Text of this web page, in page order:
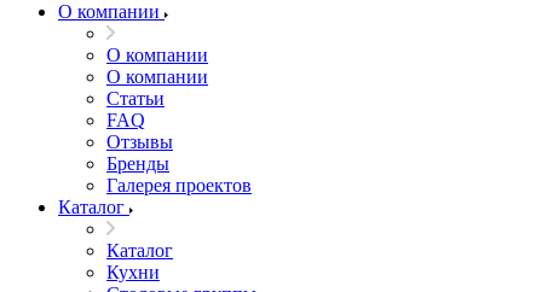
О компании
О компании
О компании
Статьи
FAQ
Отзывы
Бренды
Галерея проектов
Каталог
Каталог
Кухни